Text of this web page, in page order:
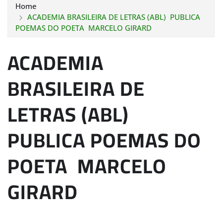
Home
ACADEMIA BRASILEIRA DE LETRAS (ABL) PUBLICA
POEMAS DO POETA MARCELO GIRARD
ACADEMIA
BRASILEIRA DE
LETRAS (ABL)
PUBLICA POEMAS DO
POETA MARCELO
GIRARD